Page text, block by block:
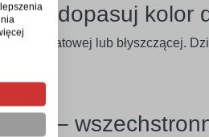
– dopasuj kolor
wersji matowej lub błyszczącej.
–